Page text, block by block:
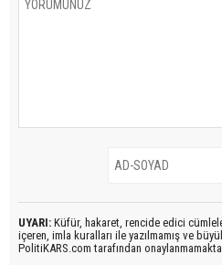
UYARI: Küfür, hakaret, rencide edici
içeren, imla kuralları ile yazılmamış ve
PolitiKARS.com tarafından